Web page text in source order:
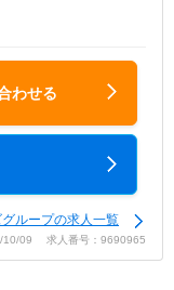
わせる
ループの求人一覧
10/09 求人番号：9690965